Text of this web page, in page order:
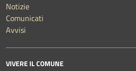
Notizie
Comunicati
Avvisi
VIVERE IL COMUNE